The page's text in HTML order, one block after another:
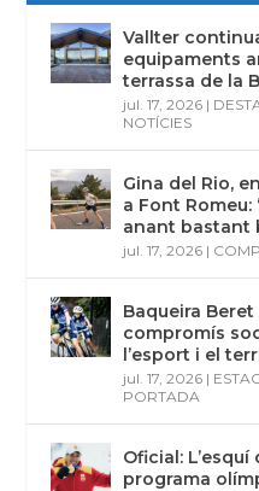
Vallter
equipaments
terrassa de la
jul. 17, 2026 |
NOTÍCIES
Gina del Rio,
a Font
anant bastant
jul. 17, 2026 |
Baqueira
compromís
l’esport i el
jul. 17, 2026 |
PORTADA
Oficial:
programa